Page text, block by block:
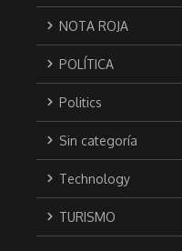
NOTA ROJA
POLÍTICA
Politics
Sin categoría
Technology
TURISMO